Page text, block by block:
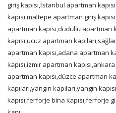
giriş kapısı,İstanbul apartman
kapısı,maltepe apartman giriş
apartman kapısı,dudullu apartman
kapısı,ucuz apartman
apartman kapısı,adana apartman
kapısı,izmir apartman
apartman kapısı,düzce apartman
kapıları,yangın kapıları,yangın
kapısı,ferforje bina kapısı,ferforje